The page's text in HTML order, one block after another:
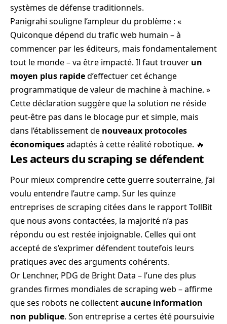
systèmes de défense traditionnels.
Panigrahi souligne l’ampleur du problème : «
Quiconque dépend du trafic web humain – à
commencer par les éditeurs, mais fondamentalement
tout le monde – va être impacté. Il faut trouver un
moyen plus rapided’effectuer cet échange
programmatique de valeur de machine à machine. »
Cette déclaration suggère que la solution ne réside
peut-être pas dans le blocage pur et simple, mais
dans l’établissement de nouveaux protocoles
économiquesadaptés à cette réalité robotique. 🔥
Les acteurs du scraping se défendent
Pour mieux comprendre cette guerre souterraine, j’ai
voulu entendre l’autre camp. Sur les quinze
entreprises de scraping citées dans le rapport TollBit
que nous avons contactées, la majorité n’a pas
répondu ou est restée injoignable. Celles qui ont
accepté de s’exprimer défendent toutefois leurs
pratiques avec des arguments cohérents.
Or Lenchner, PDG de Bright Data – l’une des plus
grandes firmes mondiales de scraping web – affirme
que ses robots ne collectentaucune information
non publique. Son entreprise a certes été poursuivie